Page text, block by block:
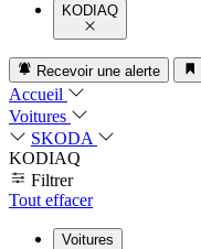
KODIAQ
Recevoir une alerte
Accueil
Voitures
SKODA
KODIAQ
Filtrer
Tout effacer
Voitures